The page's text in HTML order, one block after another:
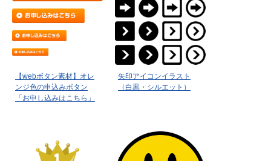
【webボタン素材】オレ
ンジ色の申込みボタン
「お申し込みはこちら」
矢印アイコンイラスト
（白黒・シルエット）